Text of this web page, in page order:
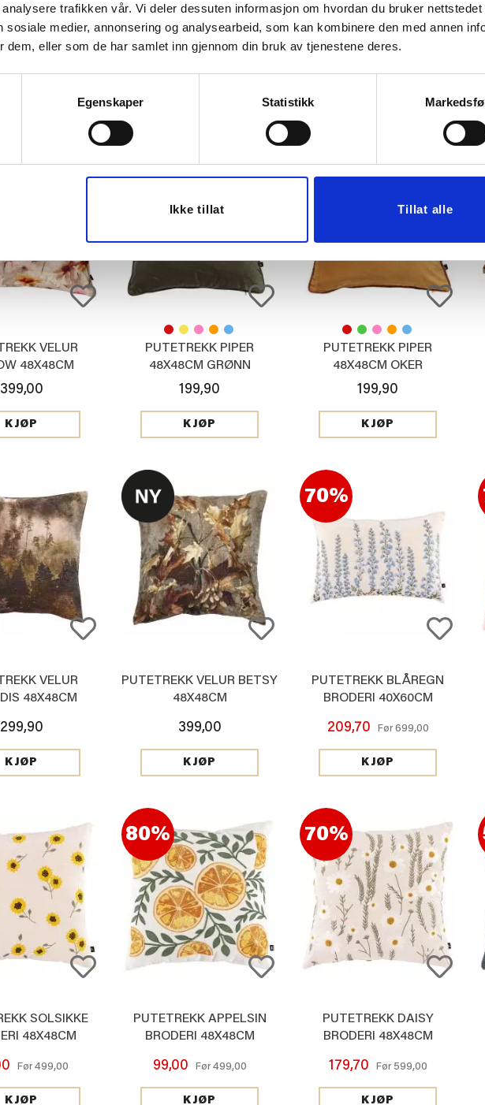
trafikken vår. Vi deler dessuten informasjon om hvordan du bruker nettstedet
sosiale medier, annonsering og analysearbeid, som kan kombinere den med annen
dem, eller som de har samlet inn gjennom din bruk av tjenestene deres.
Egenskaper Statistikk
Ikke tillat Tillat alle
VELUR
48X48CM
PUTETREKK FAUX FUR
GRAFISK 48X48CM BRUN
PUTETREKK VELUR MALIA
48X48 CM
VELUR
48X48CM
399,00
KJØP
PUTETREKK PIPER
48X48CM GRØNN
199,90
KJØP
PUTETREKK PIPER
48X48CM OKER
199,90
KJØP
VELUR
48X48CM
299,90
KJØP
PUTETREKK VELUR BETSY
48X48CM
399,00
KJØP
70%
PUTETREKK BLÅREGN
BRODERI 40X60CM
209,70 Før699,00
KJØP
SOLSIKKE
48X48CM
Før499,00
KJØP
80%
PUTETREKK APPELSIN
BRODERI 48X48CM
99,00 Før499,00
KJØP
70%
PUTETREKK DAISY
BRODERI 48X48CM
179,70 Før 599,00
KJØP